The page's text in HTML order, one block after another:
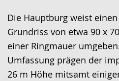
Die Hauptburg weist
Grundriss von etwa 90 x
einer Ringmauer
Umfassung prägen der
26 m Höhe mitsamt